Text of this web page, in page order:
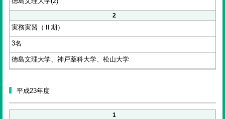
2
実務実習（Ⅱ期）
3名
徳島文理大学、神戸薬科大学、松山大学
平成23年度
1